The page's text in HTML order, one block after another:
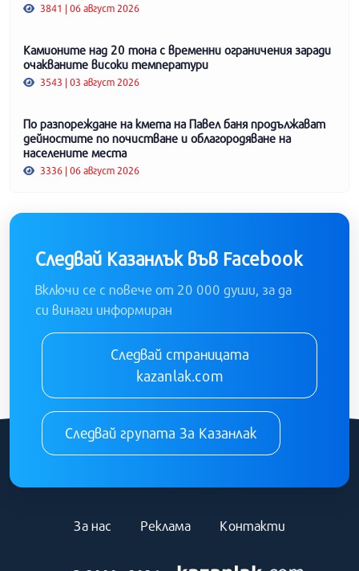
3841 | 06 август 2026
Камионите над 20 тона с временни ограничения заради
очакваните високи температури
3543 | 03 август 2026
По разпореждане на кмета на Павел баня продължават
дейностите по почистване и облагородяване на
населените места
3336 | 06 август 2026
Следвай Казанлък във Facebook
Включи се с повече от 20 000 души, за да
си винаги информиран
Следвай страницата
kazanlak.com
Следвай групата За Казанлак
За нас Реклама Контакти